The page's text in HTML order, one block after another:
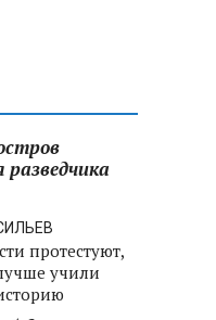
рынку и
протестуют,
учили